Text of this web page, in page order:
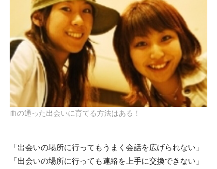
血の通った出会いに育てる方法はある！
「出会いの場所に行ってもうまく会話を広げられない」
「出会いの場所に行っても連絡を上手に交換できない」